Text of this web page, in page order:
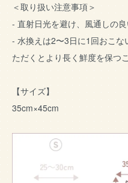
＜取り扱い注意事項＞
- 直射日光を避け、風通しの
- 水換えは2〜3日に1回おこ
ただくとより長く鮮度を保つ
【サイズ】
35cm×45cm